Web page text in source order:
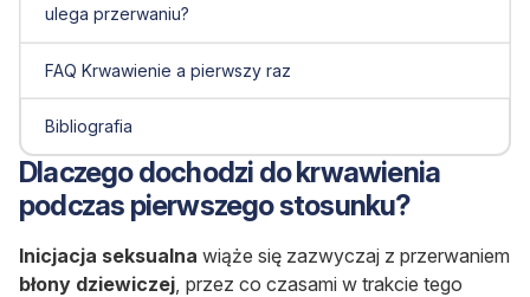
ulega przerwaniu?
FAQ Krwawienie a pierwszy raz
Bibliografia
Dlaczego dochodzi do krwawienia
podczas pierwszego stosunku?
Inicjacja seksualna wiąże się zazwyczaj z przerwaniem
błony dziewiczej , przez co czasami w trakcie tego